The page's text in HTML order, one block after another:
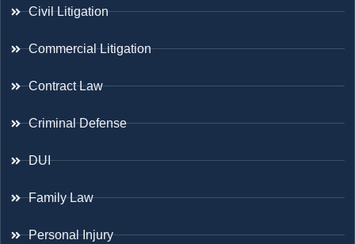
Civil Litigation
Commercial Litigation
Contract Law
Criminal Defense
DUI
Family Law
Personal Injury